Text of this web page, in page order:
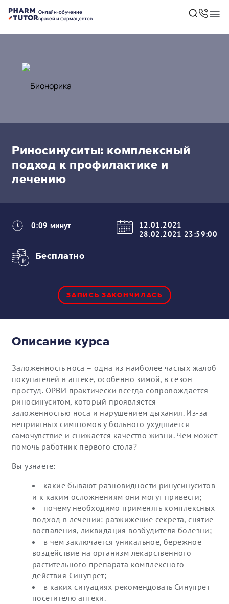
Онлайн-обучение
врачей и фармацевтов
Риносинуситы: комплексный
подход к профилактике и
лечению
0:09 минут
12.01.2021
28.02.2021 23:59:00
Бесплатно
ЗАПИСЬ ЗАКОНЧИЛАСЬ
Описание курса
Заложенность носа – одна из наиболее частых жалоб
покупателей в аптеке, особенно зимой, в сезон
простуд. ОРВИ практически всегда сопровождается
риносинуситом, который проявляется
заложенностью носа и нарушением дыхания. Из-за
неприятных симптомов у больного ухудшается
самочувствие и снижается качество жизни. Чем может
помочь работник первого стола?
Вы узнаете:
какие бывают разновидности ринусинуситов
и к каким осложнениям они могут привести;
почему необходимо применять комплексных
подход в лечении: разжижение секрета, снятие
воспаления, ликвидация возбудителя болезни;
в чем заключается уникальное, бережное
воздействие на организм лекарственного
растительного препарата комплексного
действия Синупрет;
в каких ситуациях рекомендовать Синупрет
посетителю аптеки.